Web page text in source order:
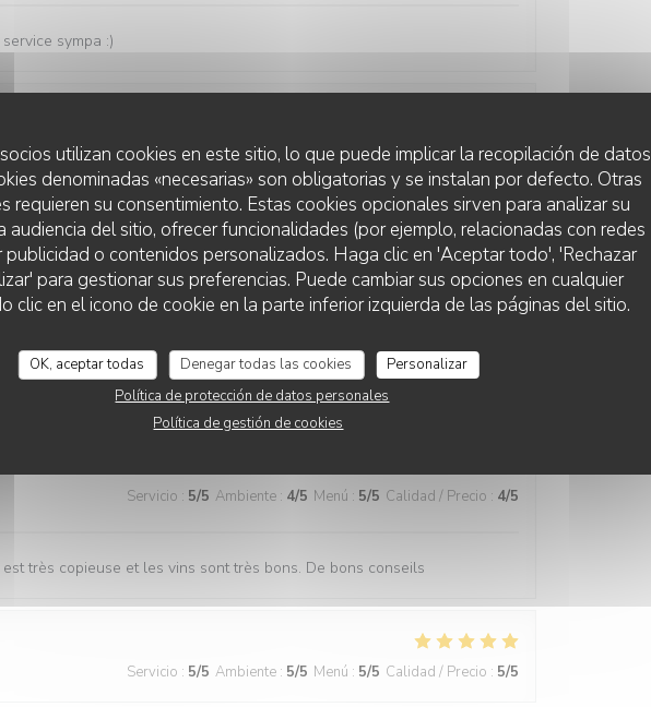
utilizan cookies en este sitio, lo que puede implicar la recopilación de datos
denominadas «necesarias» son obligatorias y se instalan por defecto. Otras
requieren su consentimiento. Estas cookies opcionales sirven para analizar su
audiencia del sitio, ofrecer funcionalidades (por ejemplo, relacionadas con redes
publicidad o contenidos personalizados. Haga clic en 'Aceptar todo', 'Rechazar
para gestionar sus preferencias. Puede cambiar sus opciones en cualquier
clic en el icono de cookie en la parte inferior izquierda de las páginas del sitio.
OK, aceptar todas Denegar todas las cookies
Personalizar
Política de protección de datos personales
Política de gestión de cookies
sympa :)
Servicio Ambiente 5 /5 Calidad / Precio
food
Ambiente Calidad / Precio 5
cosy et animée
Servicio : 5/5 Ambiente : 4/5 Menú : 5/5 Calidad / Precio : 4/5
très copieuse et les vins sont très bons. De bons conseils
Servicio : 5/5 Ambiente : 5/5 Menú : 5/5 Calidad / Precio : 5/5